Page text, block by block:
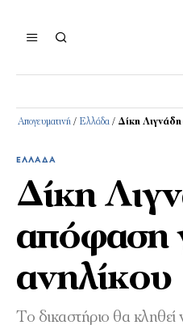
Απογευματινή / Ελλάδα / Δίκη
ΕΛΛΆΔΑ
Δίκη
απόφαση
ανηλίκου
Το δικαστήριο θα κληθεί